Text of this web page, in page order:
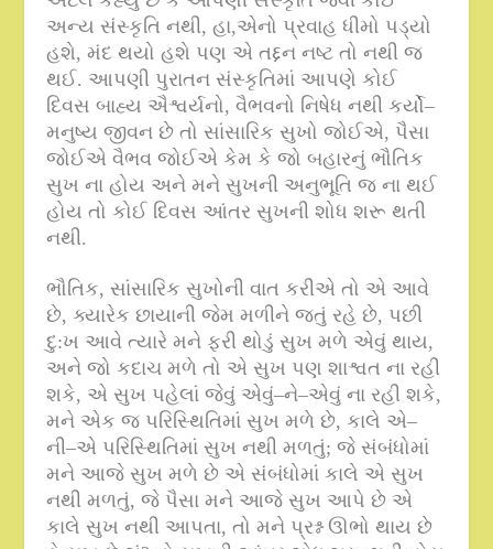
અન્ય સંસ્કૃતિ નથી,હા,એનો પ્રવાહ ધીમો પડ્યો
હશે,મંદ થયો હશે પણ એ તદ્દન નષ્ટ તો નથી જ
થઈ . આપણી પુરાતન સંસ્કૃતિમાં આપણે કોઈ
દિવસ બાહ્ય ઐશ્વર્યનો,વૈભવનો નિષેધ નથી કર્યો–
મનુષ્ય જીવન છે તો સાંસારિક સુખો જોઈએ, પૈસા
જોઈએ વૈભવ જોઈએ કેમ કે જો બહારનું ભૌતિક
સુખ ના હોય અને મને સુખની અનુભૂતિ જ ના થઈ
હોય તો કોઈ દિવસ આંતર સુખની શોધ શરૂ થતી
નથી.
ભૌતિક,સાંસારિક સુખોની વાત કરીએ તો એ આવે
છે,ક્યારેક છાયાની જેમ મળીને જતું રહે છે, પછી
દુ:ખ આવે ત્યારે મને ફરી થોડું સુખ મળે એવું થાય,
અને જો કદાચ મળે તો એ સુખ પણ શાશ્વત ના રહી
શકે, એ સુખ પહેલાં જેવું એવું–ને–એવું ના રહી શકે,
મને એક જ પરિસ્થિતિમાં સુખ મળે છે,કાલે એ–
ની–એ પરિસ્થિતિમાં સુખ નથી મળતું;જે સંબંધોમાં
મને આજે સુખ મળે છે એ સંબંધોમાં કાલે એ સુખ
નથી મળતું,જે પૈસા મને આજે સુખ આપે છે એ
કાલે સુખ નથી આપતા,તો મને પ્રશ્ન ઊભો થાય છે